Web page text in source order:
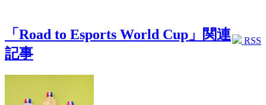
RSS
「Road to Esports World Cup」関連
記事